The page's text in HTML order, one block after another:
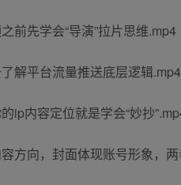
前先学会“导演”拉片思维.mp4
解平台流量推送底层逻辑.mp4
ip内容定位就是学会“妙抄
方向，封面体现账号形象，